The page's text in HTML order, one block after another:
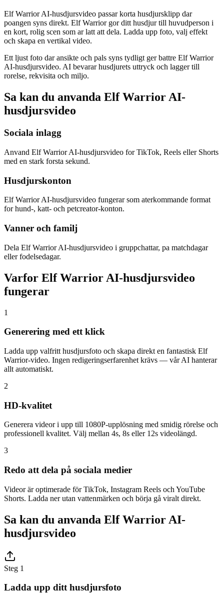
Elf Warrior AI-husdjursvideo passar korta husdjursklipp dar
poangen syns direkt. Elf Warrior gor ditt husdjur till huvudperson i
en kort, rolig scen som ar latt att dela. Ladda upp foto, valj effekt
och skapa en vertikal video.
Ett ljust foto dar ansikte och pals syns tydligt ger battre Elf Warrior
AI-husdjursvideo. AI bevarar husdjurets uttryck och lagger till
rorelse, rekvisita och miljo.
Sa kan du anvanda Elf Warrior AI-
husdjursvideo
Sociala inlagg
Anvand Elf Warrior AI-husdjursvideo for TikTok, Reels eller Shorts
med en stark forsta sekund.
Husdjurskonton
Elf Warrior AI-husdjursvideo fungerar som aterkommande format
for hund-, katt- och petcreator-konton.
Vanner och familj
Dela Elf Warrior AI-husdjursvideo i gruppchattar, pa matchdagar
eller fodelsedagar.
Varfor Elf Warrior AI-husdjursvideo
fungerar
1
Generering med ett klick
Ladda upp valfritt husdjursfoto och skapa direkt en fantastisk Elf
Warrior-video. Ingen redigeringserfarenhet krävs — vår AI hanterar
allt automatiskt.
2
HD-kvalitet
Generera videor i upp till 1080P-upplösning med smidig rörelse och
professionell kvalitet. Välj mellan 4s, 8s eller 12s videolängd.
3
Redo att dela på sociala medier
Videor är optimerade för TikTok, Instagram Reels och YouTube
Shorts. Ladda ner utan vattenmärken och börja gå viralt direkt.
Sa kan du anvanda Elf Warrior AI-
husdjursvideo
Steg 1
Ladda upp ditt husdjursfoto